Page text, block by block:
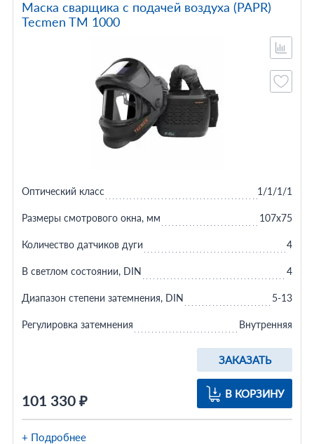
Маска сварщика с подачей воздуха (PAPR)
Tecmen TM 1000
101 330 ₽
ЗАКАЗАТЬ
В КОРЗИНУ
Оптический класс 1/1/1/1
Размеры смотрового окна, мм 107х75
Количество датчиков дуги 4
В светлом состоянии, DIN 4
Диапазон степени затемнения, DIN 5-13
Регулировка затемнения Внутренняя
+ Подробнее